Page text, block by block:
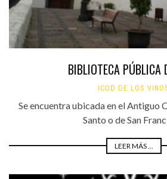
BIBLIOTECA PÚBLICA
ICOD DE LOS
Se encuentra ubicada en el Antiguo
Santo o de San
LEER MÁS ...